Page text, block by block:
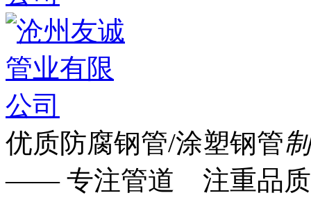
优质防腐钢管/涂塑钢管
—— 专注管道 注重品